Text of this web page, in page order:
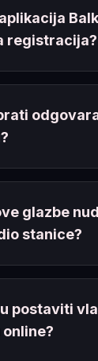
registracija?
glazbe
stanice?
postaviti